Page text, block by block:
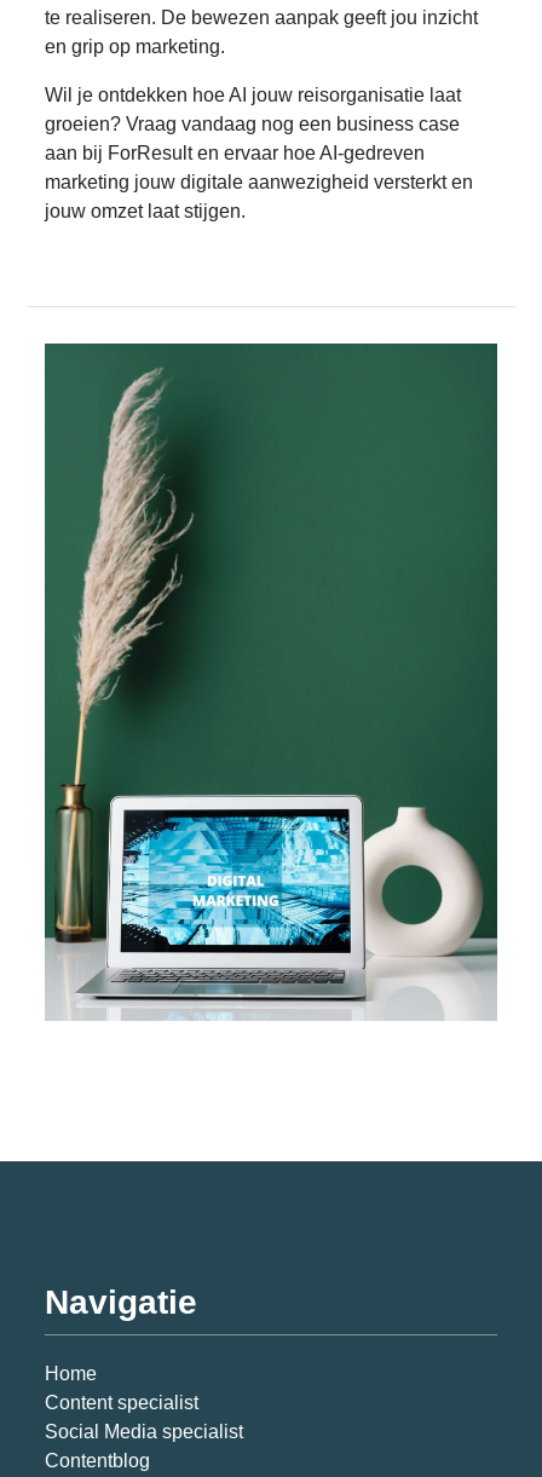
te realiseren. De bewezen aanpak geeft jou inzicht
en grip op marketing.
Wil je ontdekken hoe AI jouw reisorganisatie laat
groeien? Vraag vandaag nog een business case
aan bij ForResult en ervaar hoe AI-gedreven
marketing jouw digitale aanwezigheid versterkt en
jouw omzet laat stijgen.
Navigatie
Home
Content specialist
Social Media specialist
Contentblog